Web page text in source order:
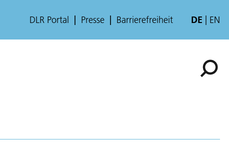
DLR Portal Presse Barrierefreiheit DE EN